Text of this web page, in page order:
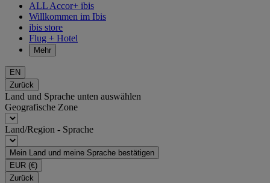
ALL Accor+ ibis
Willkommen im Ibis
ibis store
Flug + Hotel
Mehr
EN
Zurück
Land und Sprache unten auswählen
Geografische Zone
Land/Region - Sprache
Mein Land und meine Sprache bestätigen
EUR (€)
Zurück